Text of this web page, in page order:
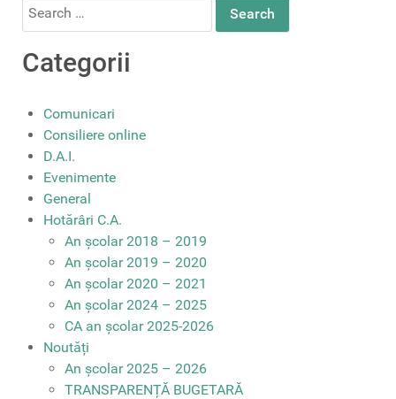
Search
Categorii
Comunicari
Consiliere online
D.A.I.
Evenimente
General
Hotărâri C.A.
An școlar 2018 – 2019
An școlar 2019 – 2020
An școlar 2020 – 2021
An școlar 2024 – 2025
CA an școlar 2025-2026
Noutăți
An școlar 2025 – 2026
TRANSPARENȚĂ BUGETARĂ